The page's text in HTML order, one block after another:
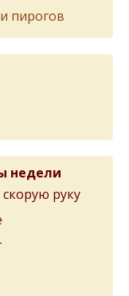
пирогов
недели
руку